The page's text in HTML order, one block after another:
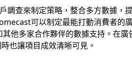
查來制定策略，整合多方數據，
可以制定最能打動消費者的
他多家合作夥伴的數據支持。在
也讓項目成效清晰可見。